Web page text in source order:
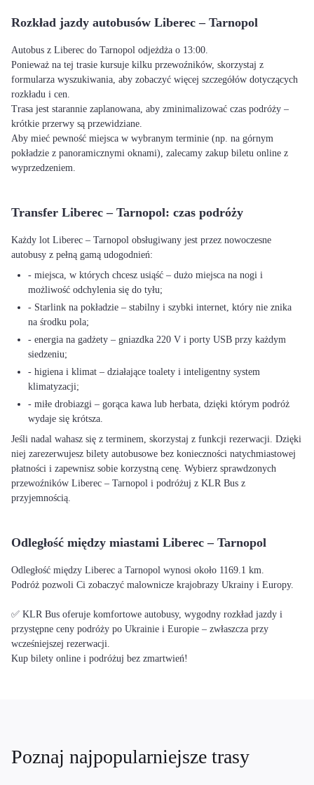
Rozkład jazdy autobusów Liberec – Tarnopol
Autobus z Liberec do Tarnopol odjeżdża o 13:00.
Ponieważ na tej trasie kursuje kilku przewoźników, skorzystaj z
formularza wyszukiwania, aby zobaczyć więcej szczegółów dotyczących
rozkładu i cen.
Trasa jest starannie zaplanowana, aby zminimalizować czas podróży –
krótkie przerwy są przewidziane.
Aby mieć pewność miejsca w wybranym terminie (np. na górnym
pokładzie z panoramicznymi oknami), zalecamy zakup biletu online z
wyprzedzeniem.
Transfer Liberec – Tarnopol: czas podróży
Każdy lot Liberec – Tarnopol obsługiwany jest przez nowoczesne
autobusy z pełną gamą udogodnień:
- miejsca, w których chcesz usiąść – dużo miejsca na nogi i
możliwość odchylenia się do tyłu;
- Starlink na pokładzie – stabilny i szybki internet, który nie znika
na środku pola;
- energia na gadżety – gniazdka 220 V i porty USB przy każdym
siedzeniu;
- higiena i klimat – działające toalety i inteligentny system
klimatyzacji;
- miłe drobiazgi – gorąca kawa lub herbata, dzięki którym podróż
wydaje się krótsza.
Jeśli nadal wahasz się z terminem, skorzystaj z funkcji rezerwacji. Dzięki
niej zarezerwujesz bilety autobusowe bez konieczności natychmiastowej
płatności i zapewnisz sobie korzystną cenę. Wybierz sprawdzonych
przewoźników Liberec – Tarnopol i podróżuj z KLR Bus z
przyjemnością.
Odległość między miastami Liberec – Tarnopol
Odległość między Liberec a Tarnopol wynosi około 1169.1 km.
Podróż pozwoli Ci zobaczyć malownicze krajobrazy Ukrainy i Europy.
✅ KLR Bus oferuje komfortowe autobusy, wygodny rozkład jazdy i
przystępne ceny podróży po Ukrainie i Europie – zwłaszcza przy
wcześniejszej rezerwacji.
Kup bilety online i podróżuj bez zmartwień!
Poznaj najpopularniejsze trasy